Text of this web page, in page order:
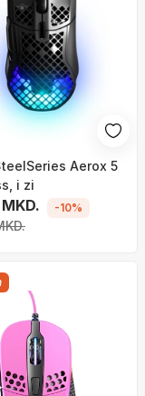
Aerox 5
i zi
-10%